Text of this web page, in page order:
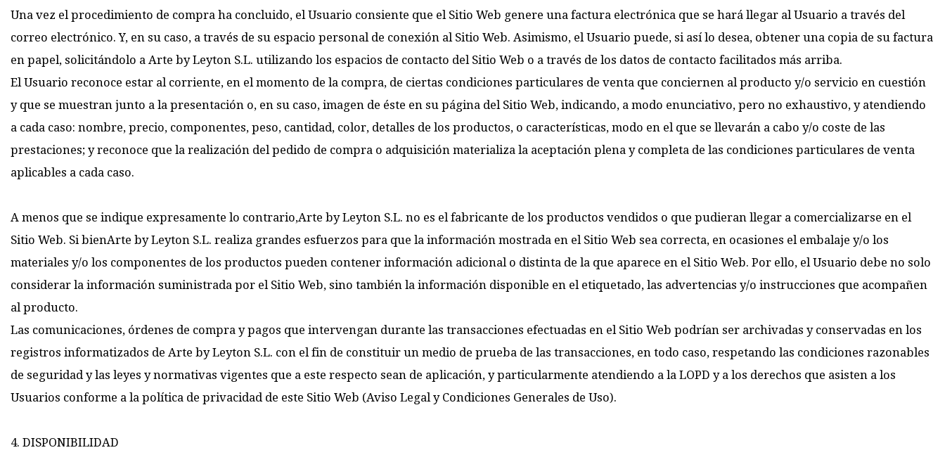
Una vez el procedimiento de compra ha concluido, el Usuario consiente que el Sitio Web genere una factura electrónica que se hará llegar al Usuario a través del
correo electrónico. Y, en su caso, a través de su espacio personal de conexión al Sitio Web. Asimismo, el Usuario puede, si así lo desea, obtener una copia de su factura
en papel, solicitándolo a Arte by Leyton S.L. utilizando los espacios de contacto del Sitio Web o a través de los datos de contacto facilitados más arriba.
El Usuario reconoce estar al corriente, en el momento de la compra, de ciertas condiciones particulares de venta que conciernen al producto y/o servicio en cuestión
y que se muestran junto a la presentación o, en su caso, imagen de éste en su página del Sitio Web, indicando, a modo enunciativo, pero no exhaustivo, y atendiendo
a cada caso: nombre, precio, componentes, peso, cantidad, color, detalles de los productos, o características, modo en el que se llevarán a cabo y/o coste de las
prestaciones; y reconoce que la realización del pedido de compra o adquisición materializa la aceptación plena y completa de las condiciones particulares de venta
aplicables a cada caso.
A menos que se indique expresamente lo contrario,Arte by Leyton S.L. no es el fabricante de los productos vendidos o que pudieran llegar a comercializarse en el
Sitio Web. Si bienArte by Leyton S.L. realiza grandes esfuerzos para que la información mostrada en el Sitio Web sea correcta, en ocasiones el embalaje y/o los
materiales y/o los componentes de los productos pueden contener información adicional o distinta de la que aparece en el Sitio Web. Por ello, el Usuario debe no solo
considerar la información suministrada por el Sitio Web, sino también la información disponible en el etiquetado, las advertencias y/o instrucciones que acompañen
al producto.
Las comunicaciones, órdenes de compra y pagos que intervengan durante las transacciones efectuadas en el Sitio Web podrían ser archivadas y conservadas en los
registros informatizados de Arte by Leyton S.L. con el fin de constituir un medio de prueba de las transacciones, en todo caso, respetando las condiciones razonables
de seguridad y las leyes y normativas vigentes que a este respecto sean de aplicación, y particularmente atendiendo a la LOPD y a los derechos que asisten a los
Usuarios conforme a la política de privacidad de este Sitio Web (Aviso Legal y Condiciones Generales de Uso).
4. DISPONIBILIDAD